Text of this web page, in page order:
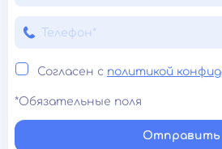
Согласен с политикой
*Обязательные поля
Отправить